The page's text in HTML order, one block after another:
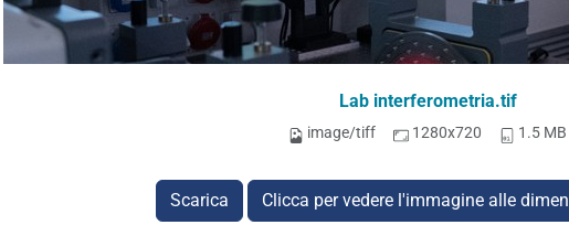
Lab interferometria.tif
image/tiff 1280x720 1.5 MB
Scarica Clicca per vedere l'immagine alle